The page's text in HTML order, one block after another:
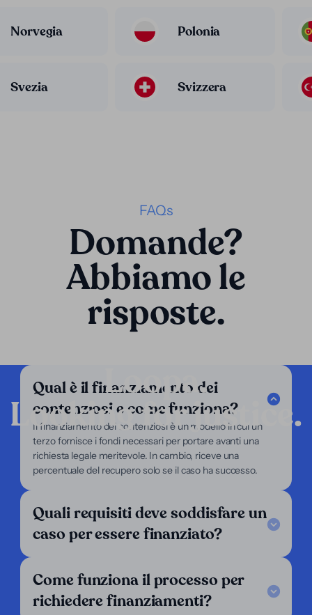
Norvegia Polonia
Svezia Svizzera
FAQs
Domande?
Abbiamo le
risposte.
Qual è il finanziamento dei
contenziosi e come funziona?
Il finanziamento dei contenziosi è un modello in cui un
terzo fornisce i fondi necessari per portare avanti una
richiesta legale meritevole. In cambio, riceve una
percentuale del recupero solo se il caso ha successo.
Quali requisiti deve soddisfare un
caso per essere finanziato?
Come funziona il processo per
richiedere finanziamenti?
Loopa.
Looking for justice.
Azienda
I nostri servizi
Il nostro focus
Chi siamo
Supporto
I nostri criteri
Contattaci